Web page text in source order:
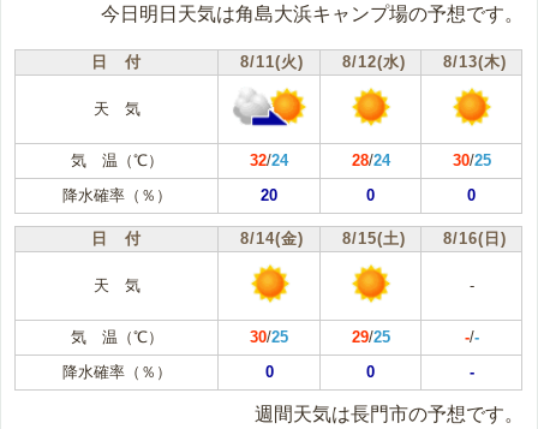
今日明日天気は角島大浜キャンプ場の予想です。
日 付 8/11(火) 8/12(水) 8/13(木)
天 気
気 温（℃） 32/24 28/24 30/25
降水確率（％）
20 0 0
日 付 8/14(金) 8/15(土) 8/16(日)
天 気 -
気 温（℃） 30/25 29/25 -/-
降水確率（％）
0 0 -
週間天気は長門市の予想です。